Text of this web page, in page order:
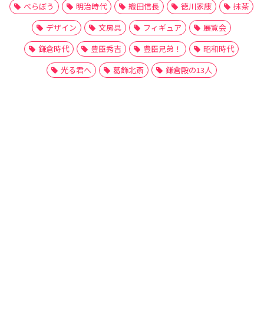
べらぼう
明治時代 織田信長 徳川家康
抹茶
デザイン
文房具 フィギュア
展覧会
鎌倉時代
豊臣秀吉 豊臣兄弟！
昭和時代
光る君へ
葛飾北斎 鎌倉殿の13人